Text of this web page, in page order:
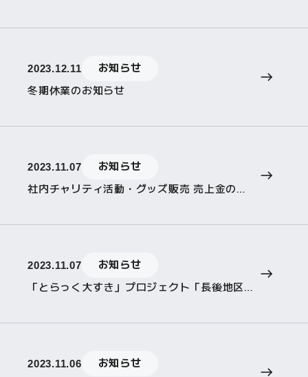
2023.12.11
お知らせ
冬期休業のお知らせ
2023.11.07
お知らせ
社内チャリティ活動・グッズ販売 売上金の寄付のお知らせ
2023.11.07
お知らせ
「とらっく大すき」プロジェクト「長後地区ふるさとまつり」に出展
2023.11.06
お知らせ